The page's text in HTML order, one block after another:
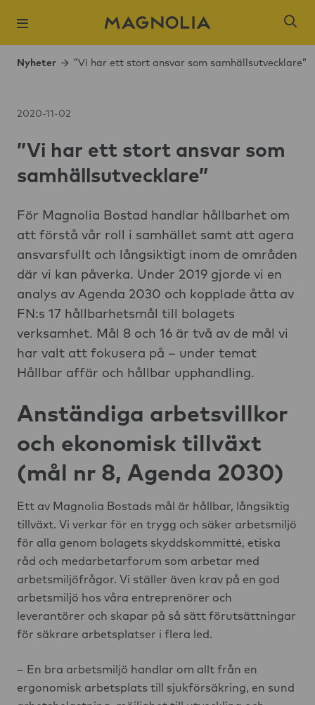
Populära
Öresjö Ängar
Kista Äng
Ångloket,
Hantverkaren,
Nyheter ”Vi har ett stort ansvar som samhällsutvecklare”
2020-11-02
”Vi har ett stort ansvar som
samhällsutvecklare”
För Magnolia Bostad handlar hållbarhet om
att förstå vår roll i samhället samt att agera
ansvarsfullt och långsiktigt inom de områden
där vi kan påverka. Under 2019 gjorde vi en
analys av Agenda 2030 och kopplade åtta av
FN:s 17 hållbarhetsmål till bolagets
verksamhet. Mål 8 och 16 är två av de mål vi
har valt att fokusera på – under temat
Hållbar affär och hållbar upphandling.
Anständiga arbetsvillkor
och ekonomisk tillväxt
(mål nr 8, Agenda 2030)
Ett av Magnolia Bostads mål är hållbar, långsiktig
tillväxt. Vi verkar för en trygg och säker arbetsmiljö
för alla genom bolagets skyddskommitté, etiska
råd och medarbetarforum som arbetar med
arbetsmiljöfrågor. Vi ställer även krav på en god
arbetsmiljö hos våra entreprenörer och
leverantörer och skapar på så sätt förutsättningar
för säkrare arbetsplatser i flera led.
– En bra arbetsmiljö handlar om allt från en
ergonomisk arbetsplats till sjukförsäkring, en sund